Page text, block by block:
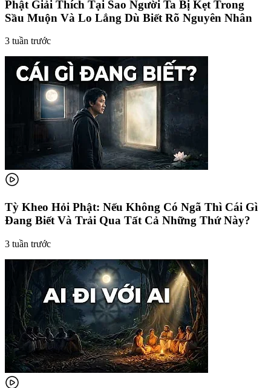
Phật Giải Thích Tại Sao Người Ta Bị Kẹt Trong
Sầu Muộn Và Lo Lắng Dù Biết Rõ Nguyên Nhân
3 tuần trước
Tỳ Kheo Hỏi Phật: Nếu Không Có Ngã Thì Cái Gì
Đang Biết Và Trải Qua Tất Cả Những Thứ Này?
3 tuần trước